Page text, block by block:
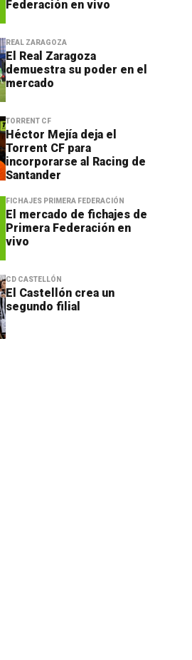
Federación en vivo
REAL ZARAGOZA
El Real Zaragoza
demuestra su poder en el
mercado
TORRENT CF
Héctor Mejía deja el
Torrent CF para
incorporarse al Racing de
Santander
FICHAJES PRIMERA FEDERACIÓN
El mercado de fichajes de
Primera Federación en
vivo
CD CASTELLÓN
El Castellón crea un
segundo filial